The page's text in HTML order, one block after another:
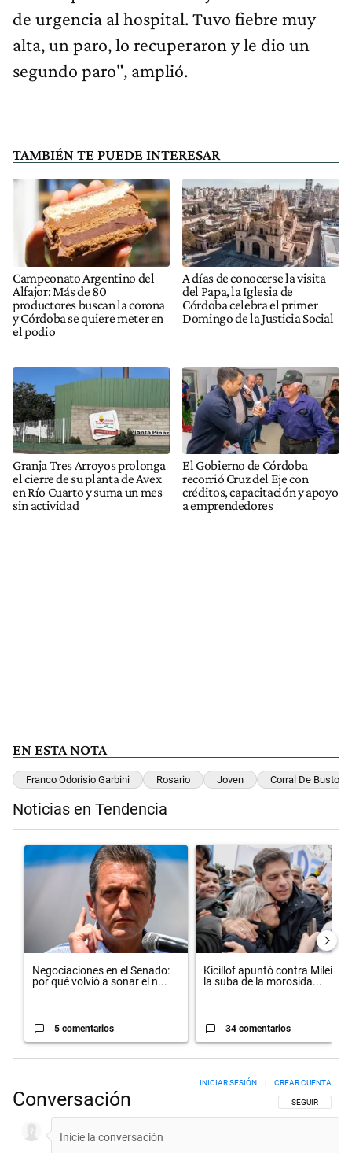
de urgencia al hospital. Tuvo fiebre muy
alta, un paro, lo recuperaron y le dio un
segundo paro", amplió.
TAMBIÉN TE PUEDE INTERESAR
Campeonato Argentino del
Alfajor: Más de 80
productores buscan la corona
y Córdoba se quiere meter en
el podio
A días de conocerse la visita
del Papa, la Iglesia de
Córdoba celebra el primer
Domingo de la Justicia Social
Granja Tres Arroyos prolonga
el cierre de su planta de Avex
en Río Cuarto y suma un mes
sin actividad
El Gobierno de Córdoba
recorrió Cruz del Eje con
créditos, capacitación y apoyo
a emprendedores
EN ESTA NOTA
Franco Odorisio Garbini Rosario Joven Corral De Bustos
Noticias en Tendencia
Un artículo de tendencia con el título "Negociaciones en el
Negociaciones en el Senado:
por qué volvió a sonar el n...
5 comentarios
Un artículo de tendencia con el
Kicillof apuntó contra Milei por
la suba de la morosida...
34 comentarios
Conversación SIGA ESTA
SEGUIR
INICIAR SESIÓN CREAR CUENTA